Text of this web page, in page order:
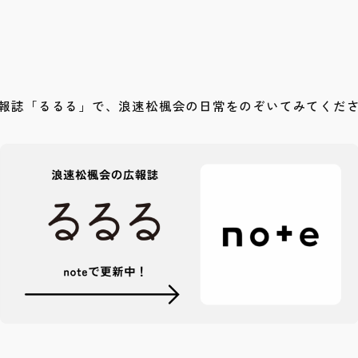
誌「るるる」で、浪速松楓会の日常をのぞいてみてくだ